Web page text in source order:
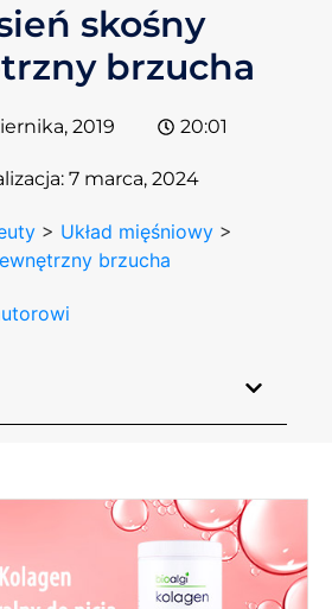
skośny
brzucha
2019 20:01
7 marca, 2024
> Układ mięśniowy >
brzucha